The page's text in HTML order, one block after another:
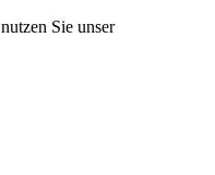
Sie unser